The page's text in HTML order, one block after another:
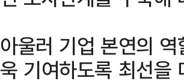
아울러 기업 본연의
욱 기여하도록 최선을